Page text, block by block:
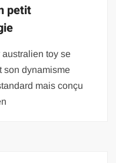
petit
australien toy se
son dynamisme
mais conçu